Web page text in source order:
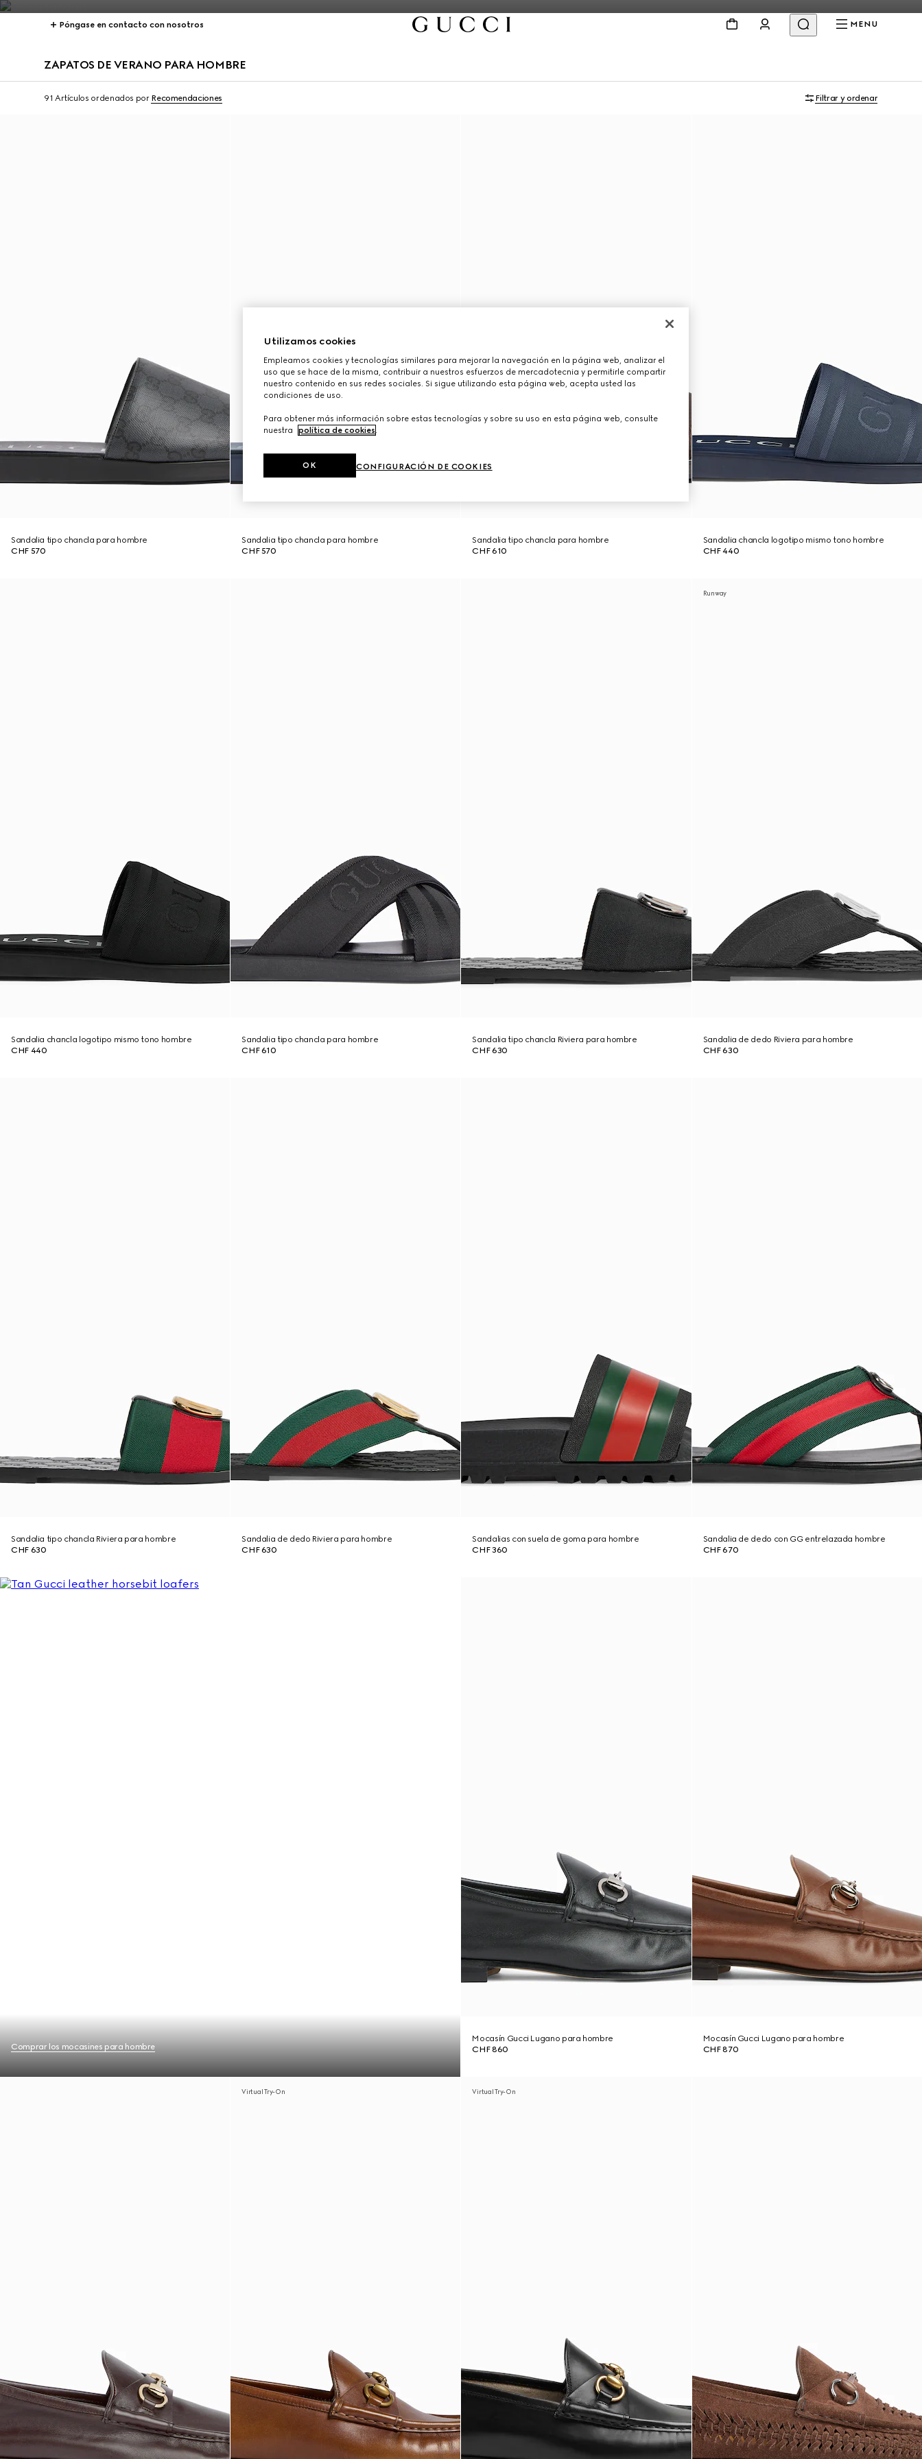
Póngase en contacto con nosotros MENU
ZAPATOS DE VERANO PARA HOMBRE
91 Artículos ordenados por Recomendaciones Filtrar y ordenar
Sandalia tipo chancla para hombre
CHF 570
Sandalia tipo chancla para hombre
CHF 570
Sandalia tipo chancla para hombre
CHF 610
Sandalia chancla logotipo mismo tono hombre
CHF 440
Sandalia chancla logotipo mismo tono hombre
CHF 440
Sandalia tipo chancla para hombre
CHF 610
Sandalia tipo chancla Riviera para hombre
CHF 630
Runway
Sandalia de dedo Riviera para hombre
CHF 630
Sandalia tipo chancla Riviera para hombre
CHF 630
Sandalia de dedo Riviera para hombre
CHF 630
Sandalias con suela de goma para hombre
CHF 360
Sandalia de dedo con GG entrelazada hombre
CHF 670
Comprar los mocasines para hombre
Mocasín Gucci Lugano para hombre
CHF 860
Mocasín Gucci Lugano para hombre
CHF 870
Virtual Try-On Virtual Try-On
Utilizamos cookies
Empleamos cookies y tecnologías similares para mejorar la navegación en la página web, analizar el
uso que se hace de la misma, contribuir a nuestros esfuerzos de mercadotecnia y permitirle compartir
nuestro contenido en sus redes sociales. Si sigue utilizando esta página web, acepta usted las
condiciones de uso.
Para obtener más información sobre estas tecnologías y sobre su uso en esta página web, consulte
nuestra
política de cookies.
CONFIGURACIÓN DE COOKIES
OK